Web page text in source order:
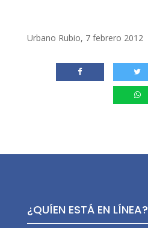
Urbano Rubio, 7 febrero 2012
¿QUÍEN ESTÁ EN LÍNEA?